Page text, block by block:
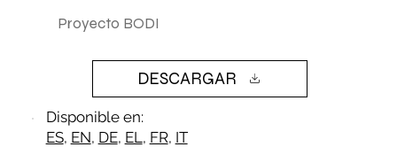
Proyecto BODI
DESCARGAR
Disponible en:
ES, EN, DE, EL , FR, IT